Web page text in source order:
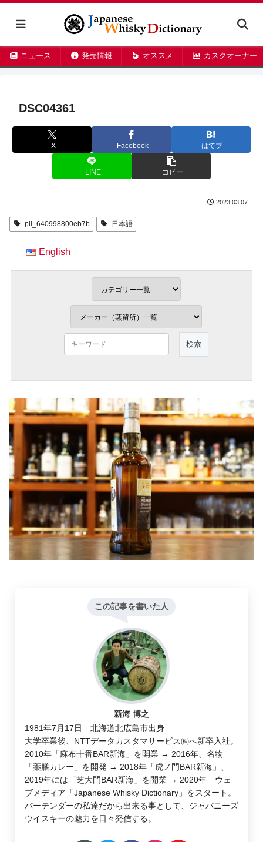
ニュース 発売情報 オススメ カスクオーナー
DSC04361
X Facebook はてブ
LINE コピー
2023.03.07
pll_640998800eb7b 日本語
English
この記事を書いた人
新海 博之
1981年7月17日 北海道北広島市出身
大学卒業後、NTTデータカスタマサービス㈱へ新卒入社。
2010年「麻布十番BAR新海」を開業 → 2016年、名物
「薬膳カレー」を開発 → 2018年「虎ノ門BAR新海」、
2019年には「芝大門BAR新海」を開業 → 2020年 ウェ
ブメディア「Japanese Whisky Dictionary」をスタート。
バーテンダーの私達だから出来る事として、ジャパニーズ
ウイスキーの魅力を日々発信する。